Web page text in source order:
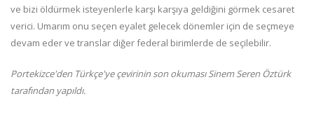
ve bizi öldürmek isteyenlerle karşı karşıya geldiğini görmek cesaret
verici. Umarım onu ​​seçen eyalet gelecek dönemler için de seçmeye
devam eder ve translar diğer federal birimlerde de seçilebilir.
Portekizce'den Türkçe'ye çevirinin son okuması Sinem Seren Öztürk
tarafından yapıldı.